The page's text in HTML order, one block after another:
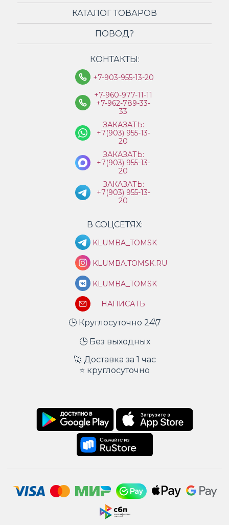
КАТАЛОГ ТОВАРОВ
ПОВОД?
КОНТАКТЫ:
+7-903-955-13-20
+7-960-977-11-11
+7-962-789-33-
33
ЗАКАЗАТЬ:
+7(903) 955-13-
20
ЗАКАЗАТЬ:
+7(903) 955-13-
20
ЗАКАЗАТЬ:
+7(903) 955-13-
20
В СОЦСЕТЯХ:
KLUMBA_TOMSK
KLUMBA.TOMSK.RU
KLUMBA_TOMSK
НАПИСАТЬ
🕒 Круглосуточно 24\7
🕒 Без выходных
🚀 Доставка за 1 час
⭐ круглосуточно